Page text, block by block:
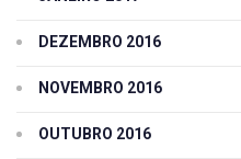
DEZEMBRO 2016
NOVEMBRO 2016
OUTUBRO 2016